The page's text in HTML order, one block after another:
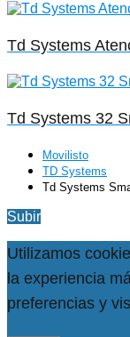
Td Systems
Td Systems 32
Movilisto
TD Systems
Td Systems
Subir
Utilizamos
la experiencia
preferencias y